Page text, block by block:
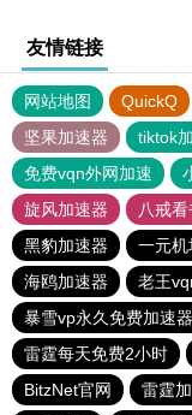
友情链接
网站地图 QuickQ
坚果加速器
tiktok
免费vqn外网加速
旋风加速器
八戒看
黑豹加速器
一元机
海鸥加速器
老王
暴雪vp永久免费加速
雷霆每天免费2小时
BitzNet官网
雷霆